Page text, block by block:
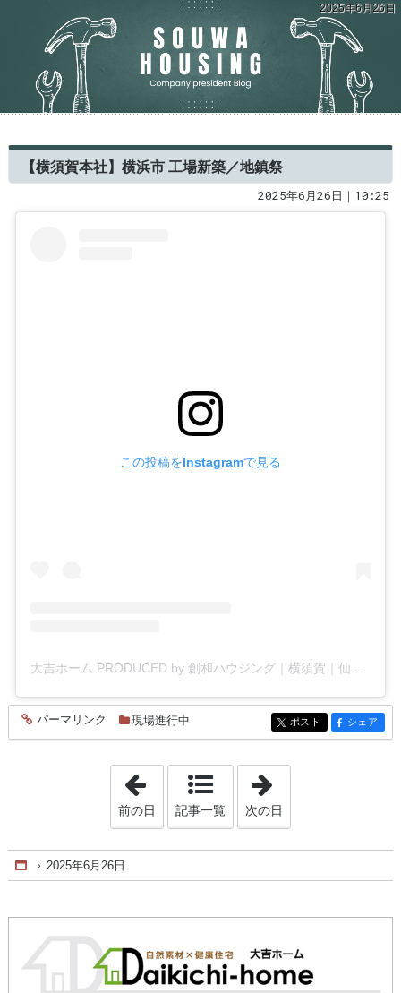
2025年6月26日
【横須賀本社】横浜市 工場新築／地鎮祭
2025年6月26日｜10:25
この投稿をInstagramで見る
entry870
パーマリンク 現場進行中 entry870
ポスト entry870
シェア
「2025年6月25日」
前の日 記事一覧 次の日
Home
2025年6月26日